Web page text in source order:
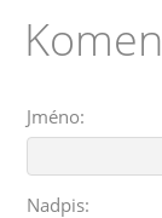
Jméno:
Nadpis: